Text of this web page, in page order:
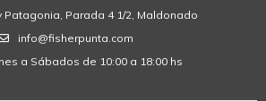
Patagonia, Parada 4 1/2, Maldonado
info@fisherpunta.com
a Sábados de 10:00 a 18:00 hs